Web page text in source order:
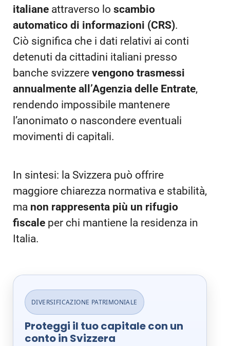
italiane attraverso lo scambio
automatico di informazioni (CRS).
Ciò significa che i dati relativi ai conti
detenuti da cittadini italiani presso
banche svizzere vengono trasmessi
annualmente all’Agenzia delle Entrate,
rendendo impossibile mantenere
l’anonimato o nascondere eventuali
movimenti di capitali.
In sintesi: la Svizzera può offrire
maggiore chiarezza normativa e stabilità,
ma non rappresenta più un rifugio
fiscale per chi mantiene la residenza in
Italia.
DIVERSIFICAZIONE PATRIMONIALE
Proteggi il tuo capitale con un
conto in Svizzera